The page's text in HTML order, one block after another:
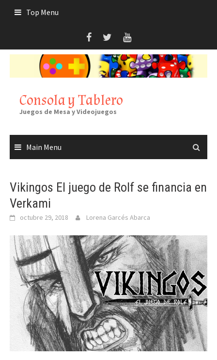
Top Menu
Consola y Tablero
Juegos de Mesa y Videojuegos
Main Menu
Vikingos El juego de Rolf se financia en
Verkami
octubre 29, 2018 Lorena Garcés Abarca